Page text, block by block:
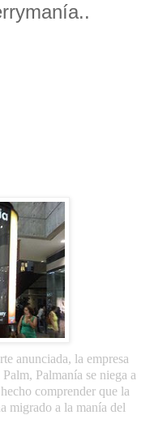
anunciada, la empresa
Palmanía se niega a
comprender que la
migrado a la manía del